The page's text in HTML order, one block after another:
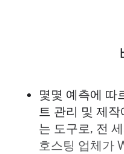
몇몇 예측에 따
트 관리 및 제
는 도구로, 전
호스팅 업체가